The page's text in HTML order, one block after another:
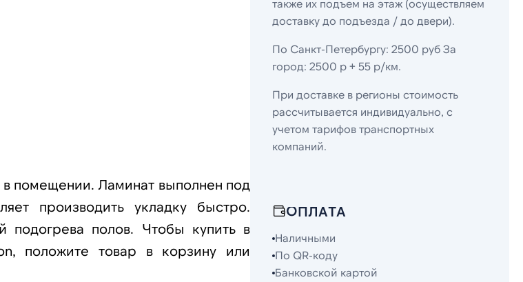
помещении. Ламинат выполнен под
производить укладку быстро.
подогрева полов. Чтобы купить в
положите товар в корзину или
также их подъем на этаж (осуществляем
доставку до подъезда / до двери).
По Санкт-Петербургу: 2500 руб За
город: 2500 р + 55 р/км.
При доставке в регионы стоимость
рассчитывается индивидуально, с
учетом тарифов транспортных
компаний.
ОПЛАТА
Наличными
По QR-коду
Банковской картой